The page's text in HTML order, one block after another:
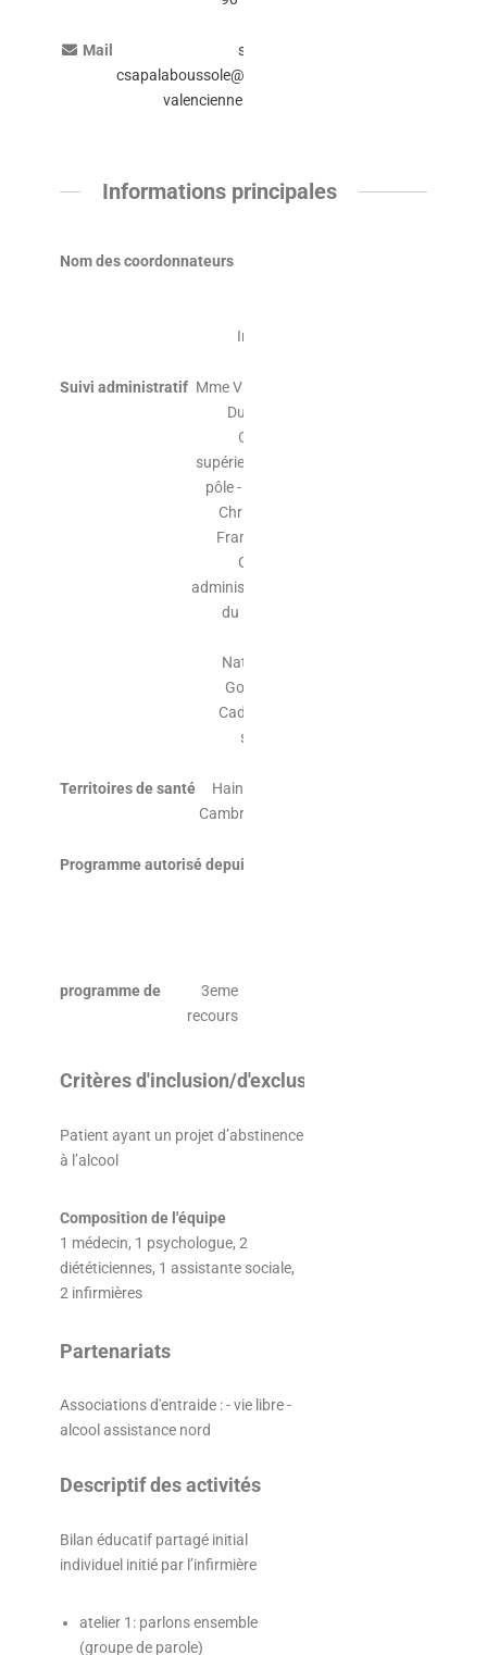
Mail
sec-
csapalaboussole@ch-
valenciennes.fr
Informations principales
Nom des coordonnateurs
Infirmière
Suivi administratif Mme Valérie
Duhem,
Cadre
supérieur de
pôle - Mme
Christine
François,
Cadre
administratif
du pôle -
Nathalie
Goffart,
Cadre de
santé
Territoires de santé
Hainaut-
Cambrésis
Programme autorisé depuis
programme de
3eme
recours
Critères d'inclusion/d'exclusion
Patient ayant un projet d’abstinence
à l’alcool
Composition de l'équipe
1 médecin, 1 psychologue, 2
diététiciennes, 1 assistante sociale,
2 infirmières
Partenariats
Associations d'entraide : - vie libre -
alcool assistance nord
Descriptif des activités
Bilan éducatif partagé initial
individuel initié par l’infirmière
atelier 1: parlons ensemble
(groupe de parole)